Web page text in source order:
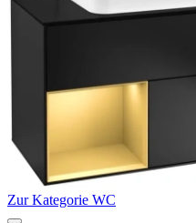
Zur Kategorie WC